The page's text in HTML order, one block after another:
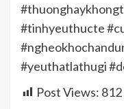
#tinhyeuthucte
#yeuthatlathugi
Post Views: 812